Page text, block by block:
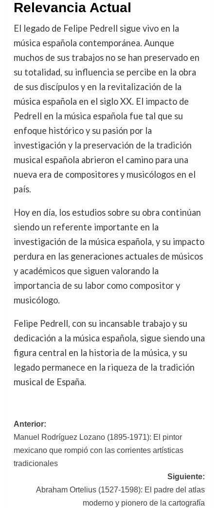
Relevancia Actual
El legado de Felipe Pedrell sigue vivo en la
música española contemporánea. Aunque
muchos de sus trabajos no se han preservado en
su totalidad, su influencia se percibe en la obra
de sus discípulos y en la revitalización de la
música española en el siglo XX. El impacto de
Pedrell en la música española fue tal que su
enfoque histórico y su pasión por la
investigación y la preservación de la tradición
musical española abrieron el camino para una
nueva era de compositores y musicólogos en el
país.
Hoy en día, los estudios sobre su obra continúan
siendo un referente importante en la
investigación de la música española, y su impacto
perdura en las generaciones actuales de músicos
y académicos que siguen valorando la
importancia de su labor como compositor y
musicólogo.
Felipe Pedrell, con su incansable trabajo y su
dedicación a la música española, sigue siendo una
figura central en la historia de la música, y su
legado permanece en la riqueza de la tradición
musical de España.
Navegación
de
entradas
Anterior:
Manuel Rodríguez Lozano (1895-1971): El pintor
mexicano que rompió con las corrientes artísticas
tradicionales
Siguiente:
Abraham Ortelius (1527-1598): El padre del atlas
moderno y pionero de la cartografía